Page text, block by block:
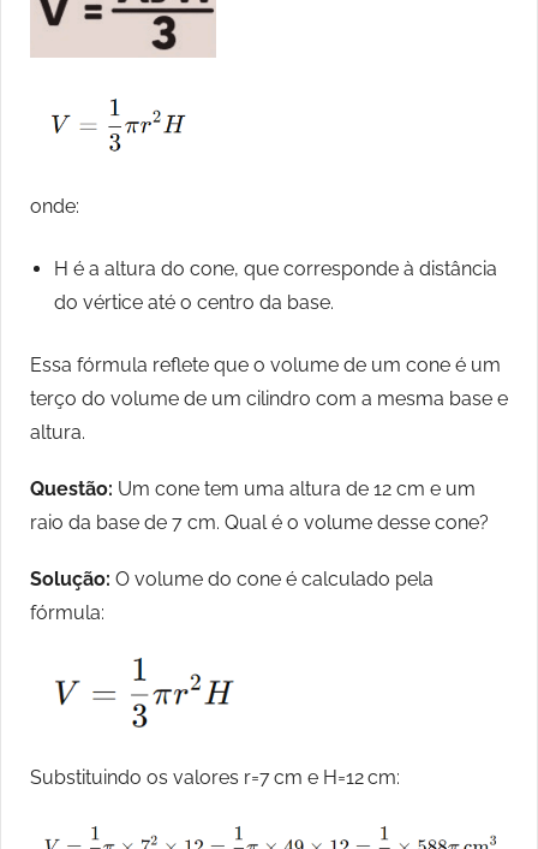
onde:
H é a altura do cone, que corresponde à distância
do vértice até o centro da base.
Essa fórmula reflete que o volume de um cone é um
terço do volume de um cilindro com a mesma base e
altura.
Questão: Um cone tem uma altura de 12 cm e um
raio da base de 7 cm. Qual é o volume desse cone?
Solução: O volume do cone é calculado pela
fórmula:
Substituindo os valores r=7 cm e H=12 cm: